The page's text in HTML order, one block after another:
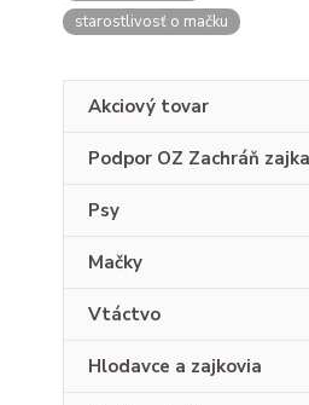
starostlivosť o mačku
Akciový tovar
Podpor OZ Zachráň
Psy
Mačky
Vtáctvo
Hlodavce a zajkovia